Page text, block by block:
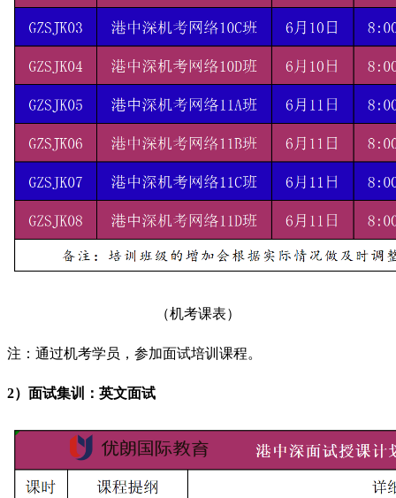
（机考课表）
注：通过机考学员，参加面试培训课程。
2）面试集训：英文面试